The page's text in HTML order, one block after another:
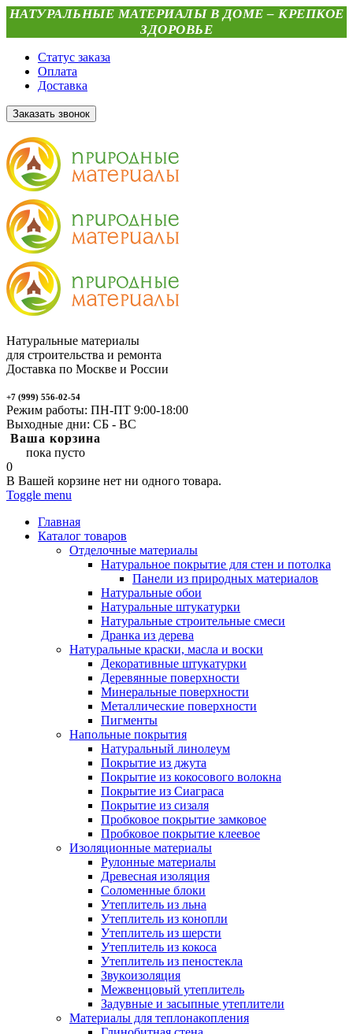
НАТУРАЛЬНЫЕ МАТЕРИАЛЫ В ДОМЕ – КРЕПКОЕ
ЗДОРОВЬЕ
Статус заказа
Оплата
Доставка
Заказать звонок
Натуральные материалы
для строительства и ремонта
Доставка по Москве и России
+7 (999) 556-02-54
Режим работы: ПН-ПТ 9:00-18:00
Выходные дни: СБ - ВС
Ваша корзина
пока пусто
0
В Вашей корзине нет ни одного товара.
Toggle menu
Главная
Каталог товаров
Отделочные материалы
Натуральное покрытие для стен и потолка
Панели из природных материалов
Натуральные обои
Натуральные штукатурки
Натуральные строительные смеси
Дранка из дерева
Натуральные краски, масла и воски
Декоративные штукатурки
Деревянные поверхности
Минеральные поверхности
Металлические поверхности
Пигменты
Напольные покрытия
Натуральный линолеум
Покрытие из джута
Покрытие из кокосового волокна
Покрытие из Сиаграса
Покрытие из сизаля
Пробковое покрытие замковое
Пробковое покрытие клеевое
Изоляционные материалы
Рулонные материалы
Древесная изоляция
Соломенные блоки
Утеплитель из льна
Утеплитель из конопли
Утеплитель из шерсти
Утеплитель из кокоса
Утеплитель из пеностекла
Звукоизоляция
Межвенцовый утеплитель
Задувные и засыпные утеплители
Материалы для теплонакопления